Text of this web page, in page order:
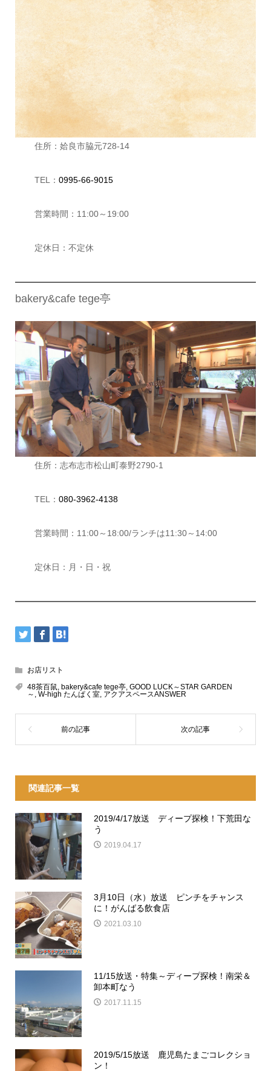
住所：姶良市脇元728-14
TEL： 0995-66-9015
営業時間：11:00～19:00
定休日：不定休
bakery&cafe tege亭
住所：志布志市松山町泰野2790-1
TEL： 080-3962-4138
営業時間：11:00～18:00/ランチは11:30～14:00
定休日：月・日・祝
お店リスト
48茶百鼠, bakery&cafe tege亭, GOOD LUCK～STAR GARDEN
～ , W-high たんぱく室, アクアスペースANSWER
関連記事一覧
2019/4/17放送 ディープ探検！下荒田な
う
2019.04.17
3月10日（水）放送 ピンチをチャンス
に！がんばる飲食店
2021.03.10
11/15放送・特集～ディープ探検！南栄＆
卸本町なう
2017.11.15
2019/5/15放送 鹿児島たまごコレクショ
ン！